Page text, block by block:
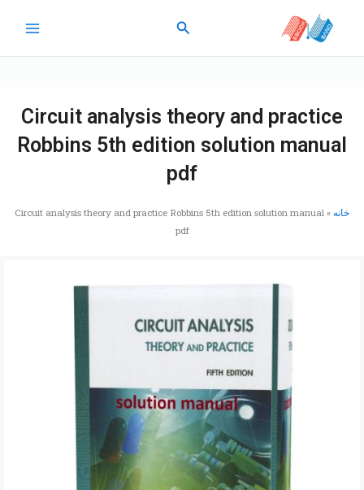
جستجو
Circuit analysis theory and practice
Robbins 5th edition solution manual
pdf
خانه »
Circuit analysis theory and practice Robbins 5th edition solution manual
pdf